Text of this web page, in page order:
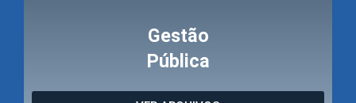
Gestão
Pública